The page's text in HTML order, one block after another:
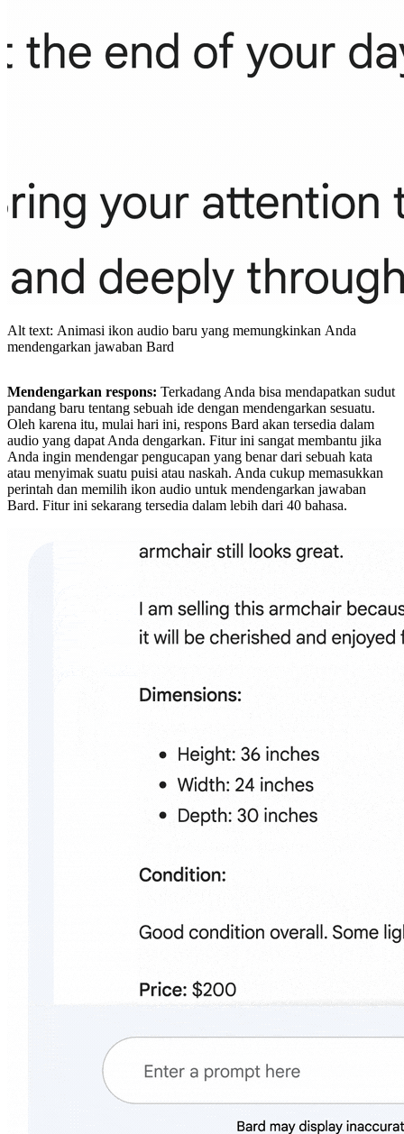
Alt text: Animasi ikon audio baru yang memungkinkan Anda
mendengarkan jawaban Bard
Mendengarkan respons: Terkadang Anda bisa mendapatkan sudut
pandang baru tentang sebuah ide dengan mendengarkan sesuatu.
Oleh karena itu, mulai hari ini, respons Bard akan tersedia dalam
audio yang dapat Anda dengarkan. Fitur ini sangat membantu jika
Anda ingin mendengar pengucapan yang benar dari sebuah kata
atau menyimak suatu puisi atau naskah. Anda cukup memasukkan
perintah dan memilih ikon audio untuk mendengarkan jawaban
Bard. Fitur ini sekarang tersedia dalam lebih dari 40 bahasa.